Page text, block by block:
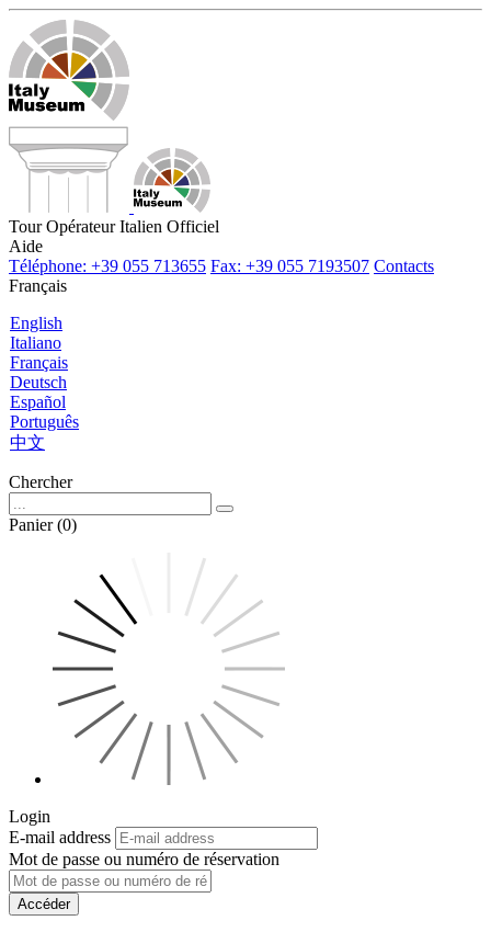
Tour Opérateur Italien Officiel
Aide
Téléphone: +39 055 713655 Fax: +39 055 7193507 Contacts
Français
English
Italiano
Français
Deutsch
Español
Português
中文
Chercher
Panier (0)
Login
E-mail address
Mot de passe ou numéro de réservation
Accéder